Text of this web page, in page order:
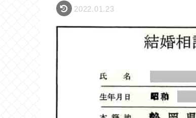
2022.01.23